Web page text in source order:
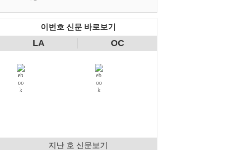
이번호 신문 바로보기
LA OC
지난 호 신문보기